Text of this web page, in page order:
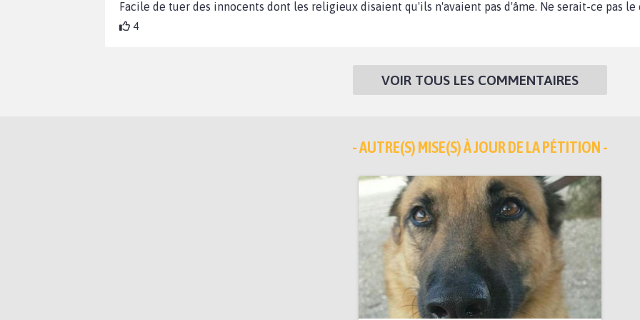
Facile de tuer des innocents dont les religieux disaient qu'ils n'avaient pas d'âme. Ne serait-ce pas le
4
VOIR TOUS LES COMMENTAIRES
- AUTRE(S) MISE(S) À JOUR DE LA PÉTITION -